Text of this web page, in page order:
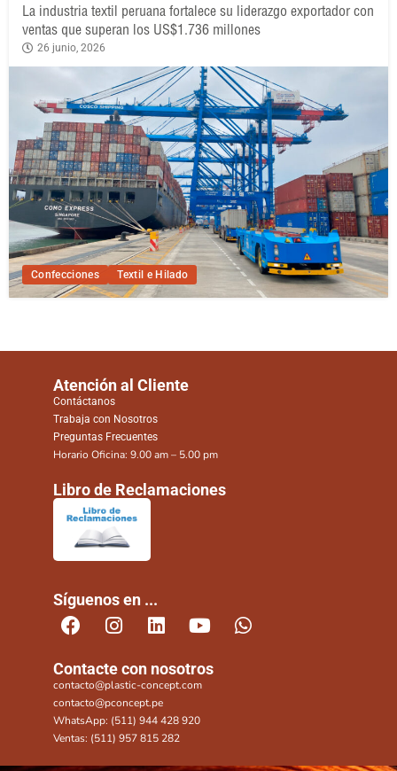
Confecciones Textil e Hilado
La industria textil peruana fortalece su liderazgo exportador con
ventas que superan los US$1.736 millones
26 junio, 2026
Atención al Cliente
Contáctanos
Trabaja con Nosotros
Preguntas Frecuentes
Horario Oficina: 9.00 am – 5.00 pm
Libro de Reclamaciones
Síguenos en ...
Contacte con nosotros
contacto@plastic-concept.com
contacto@pconcept.pe
WhatsApp: (511) 944 428 920
Ventas: (511) 957 815 282